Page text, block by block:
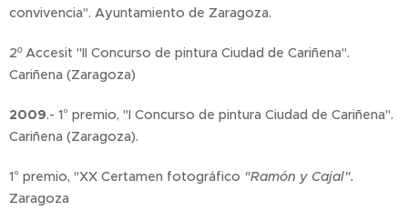
convivencia". Ayuntamiento de Zaragoza.
2º Accesit "II Concurso de pintura Ciudad de Cariñena".
Cariñena (Zaragoza)
2009.- 1° premio, "I Concurso de pintura Ciudad de Cariñena".
Cariñena (Zaragoza).
1° premio, "XX Certamen fotográfico "Ramón y Cajal".
Zaragoza